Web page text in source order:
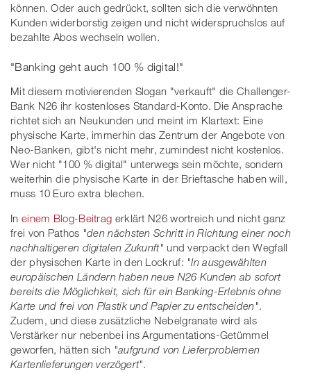
können. Oder auch gedrückt, sollten sich die verwöhnten
Kunden widerborstig zeigen und nicht widerspruchslos auf
bezahlte Abos wechseln wollen.
"Banking geht auch 100 % digital!"
Mit diesem motivierenden Slogan "verkauft" die Challenger-
Bank N26 ihr kostenloses Standard-Konto. Die Ansprache
richtet sich an Neukunden und meint im Klartext: Eine
physische Karte, immerhin das Zentrum der Angebote von
Neo-Banken, gibt's nicht mehr, zumindest nicht kostenlos.
Wer nicht "100 % digital" unterwegs sein möchte, sondern
weiterhin die physische Karte in der Brieftasche haben will,
muss 10 Euro extra blechen.
In einem Blog-Beitrag erklärt N26 wortreich und nicht ganz
frei von Pathos "den nächsten Schritt in Richtung einer noch
nachhaltigeren digitalen Zukunft" und verpackt den Wegfall
der physischen Karte in den Lockruf: "In ausgewählten
europäischen Ländern haben neue N26 Kunden ab sofort
bereits die Möglichkeit, sich für ein Banking-Erlebnis ohne
Karte und frei von Plastik und Papier zu entscheiden".
Zudem, und diese zusätzliche Nebelgranate wird als
Verstärker nur nebenbei ins Argumentations-Getümmel
geworfen, hätten sich "aufgrund von Lieferproblemen
Kartenlieferungen verzögert".